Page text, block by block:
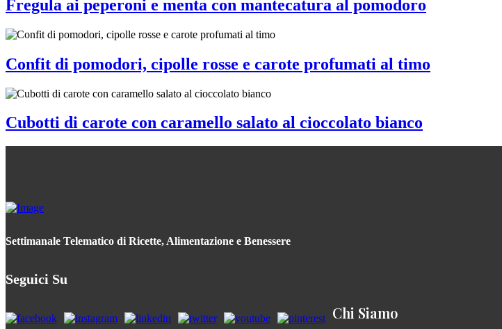
Fregula ai peperoni e menta con mantecatura al pomodoro
Confit di pomodori, cipolle rosse e carote profumati al timo
Cubotti di carote con caramello salato al cioccolato bianco
Settimanale Telematico di Ricette, Alimentazione e Benessere
Seguici Su
Chi Siamo